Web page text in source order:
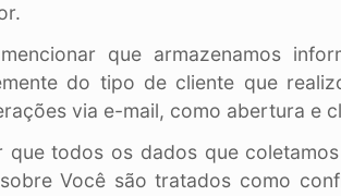
que armazenamos
do tipo de cliente que
via e-mail, como abertura e
que todos os dados que
Você são tratados como